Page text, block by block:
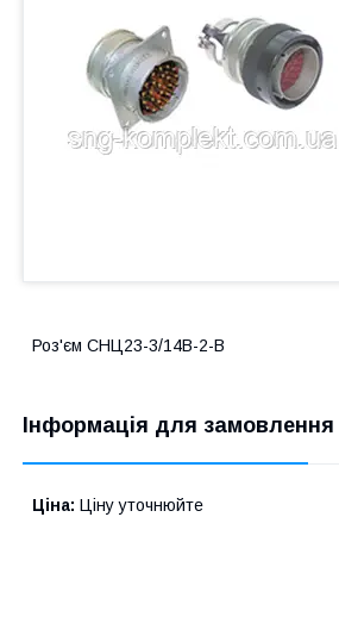
Роз'єм СНЦ23-3/14В-2-В
Інформація для замовлення
Ціна: Ціну уточнюйте